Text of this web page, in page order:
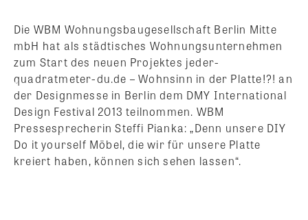
Die WBM Wohnungsbaugesellschaft Berlin Mitte
mbH hat als städtisches Wohnungsunternehmen
zum Start des neuen Projektes jeder-
quadratmeter-du.de – Wohnsinn in der Platte!?! an
der Designmesse in Berlin dem DMY International
Design Festival 2013 teilnommen. WBM
Pressesprecherin Steffi Pianka: „Denn unsere DIY
Do it yourself Möbel, die wir für unsere Platte
kreiert haben, können sich sehen lassen“.